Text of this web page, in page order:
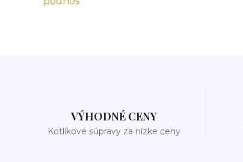
VÝHODNÉ CENY
Kotlíkové súpravy za nízke ceny